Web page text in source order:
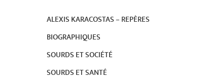
ALEXIS KARACOSTAS – REPÈRES
BIOGRAPHIQUES
SOURDS ET SOCIÉTÉ
SOURDS ET SANTÉ